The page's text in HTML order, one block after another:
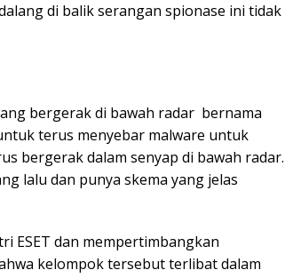
di balik serangan spionase ini tidak
bergerak di bawah radar bernama
terus menyebar malware untuk
bergerak dalam senyap di bawah radar.
lalu dan punya skema yang jelas
ESET dan mempertimbangkan
kelompok tersebut terlibat dalam